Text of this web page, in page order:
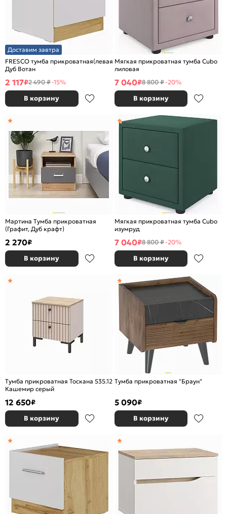
Доставим завтра
FRESCO тумба прикроватная(левая) Белый/
Дуб Вотан
2 117₽2 490 ₽-15%
В корзину
Мягкая прикроватная тумба Cubo
лиловая
7 040₽8 800 ₽-20%
В корзину
Мартина Тумба прикроватная
(Графит, Дуб крафт)
2 270₽
В корзину
Мягкая прикроватная тумба Cubo
изумруд
7 040₽8 800 ₽-20%
В корзину
Тумба прикроватная Тоскана 535.12
Кашемир серый
12 650₽
В корзину
Тумба прикроватная "Браун"
5 090₽
В корзину